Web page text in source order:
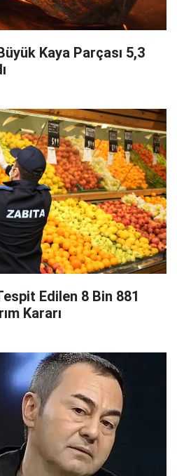
Kaya Parçası 5,3
Edilen 8 Bin 881
Kararı